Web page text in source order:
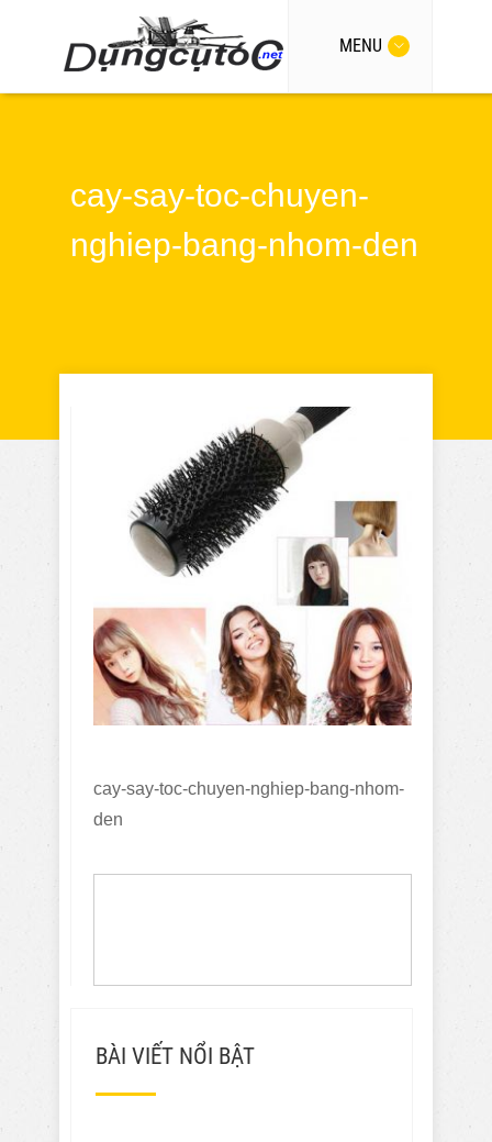
MENU
cay-say-toc-chuyen-
nghiep-bang-nhom-den
cay-say-toc-chuyen-nghiep-bang-nhom-
den
BÀI VIẾT NỔI BẬT